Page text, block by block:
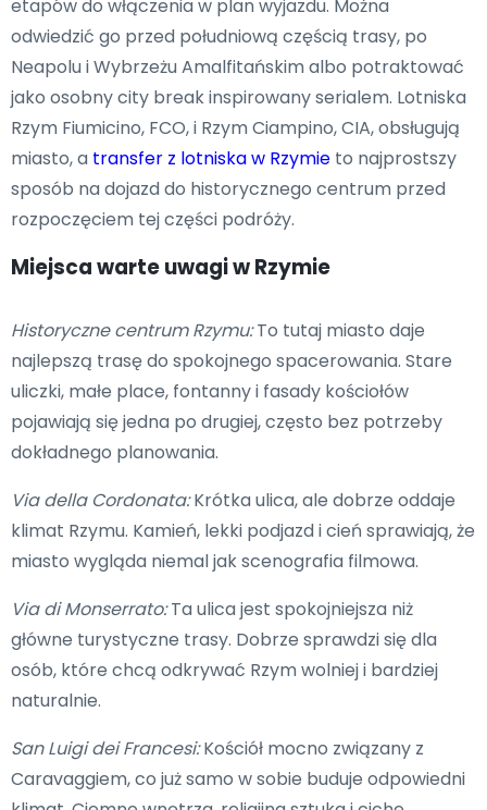
etapów do włączenia w plan wyjazdu. Można
odwiedzić go przed południową częścią trasy, po
Neapolu i Wybrzeżu Amalfitańskim albo potraktować
jako osobny city break inspirowany serialem. Lotniska
Rzym Fiumicino, FCO, i Rzym Ciampino, CIA, obsługują
miasto, a transfer z lotniska w Rzymie to najprostszy
sposób na dojazd do historycznego centrum przed
rozpoczęciem tej części podróży.
Miejsca warte uwagi w Rzymie
Historyczne centrum Rzymu:To tutaj miasto daje
najlepszą trasę do spokojnego spacerowania. Stare
uliczki, małe place, fontanny i fasady kościołów
pojawiają się jedna po drugiej, często bez potrzeby
dokładnego planowania.
Via della Cordonata:Krótka ulica, ale dobrze oddaje
klimat Rzymu. Kamień, lekki podjazd i cień sprawiają, że
miasto wygląda niemal jak scenografia filmowa.
Via di Monserrato:Ta ulica jest spokojniejsza niż
główne turystyczne trasy. Dobrze sprawdzi się dla
osób, które chcą odkrywać Rzym wolniej i bardziej
naturalnie.
San Luigi dei Francesi:Kościół mocno związany z
Caravaggiem, co już samo w sobie buduje odpowiedni